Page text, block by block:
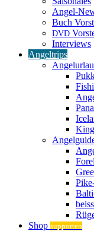
Angel-
Buch
DVD
Interviews
Angeltrips
Shop supporten